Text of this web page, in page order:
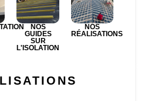
NOS
GUIDES
SUR
L'ISOLATION
NOS
RÉALISATIONS